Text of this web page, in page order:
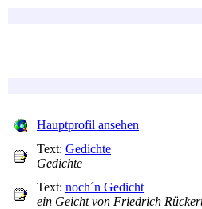
Hauptprofil ansehen
Text: Gedichte
Gedichte
Text: noch´n Gedicht
ein Geicht von Friedrich